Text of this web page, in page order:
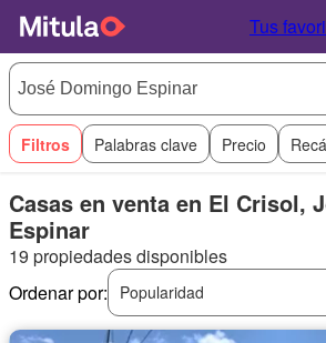
Tus
Filtros Palabras clave Precio
Casas en venta en El Crisol,
Espinar
19 propiedades disponibles
Ordenar por:
Popularidad